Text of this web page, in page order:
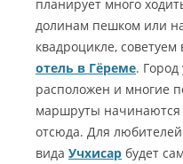
планирует много
долинам пешком или
квадроцикле,
отель в Гёреме. Город
расположен и многие
маршруты
отсюда. Для
вида Учхисар будет